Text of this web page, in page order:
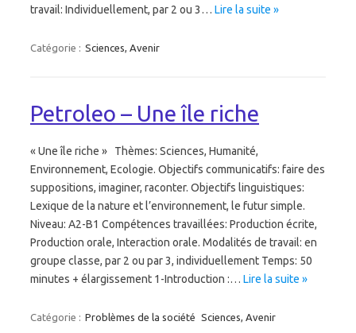
travail: Individuellement, par 2 ou 3… Lire la suite »
Catégorie : Sciences, Avenir
Petroleo – Une île riche
« Une île riche » Thèmes: Sciences, Humanité,
Environnement, Ecologie. Objectifs communicatifs: faire des
suppositions, imaginer, raconter. Objectifs linguistiques:
Lexique de la nature et l’environnement, le futur simple.
Niveau: A2-B1 Compétences travaillées: Production écrite,
Production orale, Interaction orale. Modalités de travail: en
groupe classe, par 2 ou par 3, individuellement Temps: 50
minutes + élargissement 1-Introduction :… Lire la suite »
Catégorie : Problèmes de la société Sciences, Avenir